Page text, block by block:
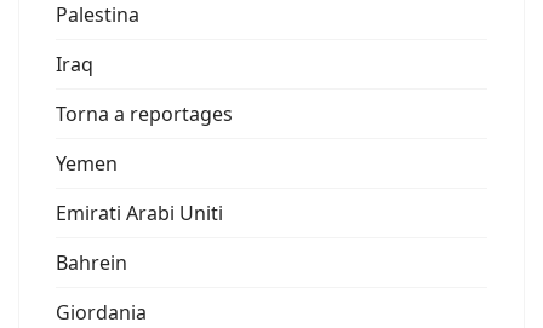
Palestina
Iraq
Torna a reportages
Yemen
Emirati Arabi Uniti
Bahrein
Giordania